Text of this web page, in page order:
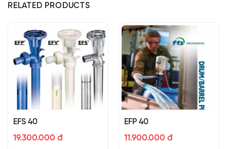
RELATED PRODUCTS
EFS 40
19.300.000 đ
EFP 40
11.900.000 đ